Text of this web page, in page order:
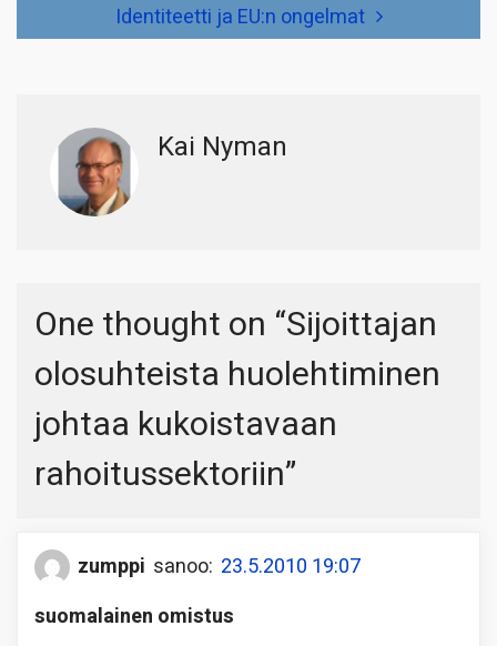
Identiteetti ja EU:n ongelmat
Kai Nyman
One thought on “Sijoittajan
olosuhteista huolehtiminen
johtaa kukoistavaan
rahoitussektoriin”
zumppi sanoo: 23.5.2010 19:07
suomalainen omistus